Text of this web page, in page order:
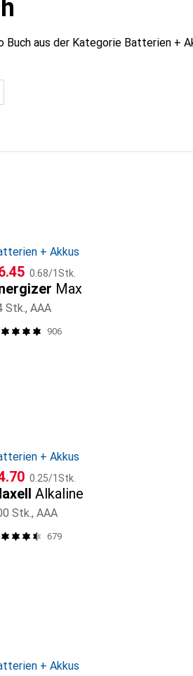
aus der Kategorie Batterien +
+ Akkus
CHF
0.68/1Stk.
Max
Stk., AAA
906
+ Akkus
CHF
0.25/1Stk.
Alkaline
Stk., AAA
679
+ Akkus